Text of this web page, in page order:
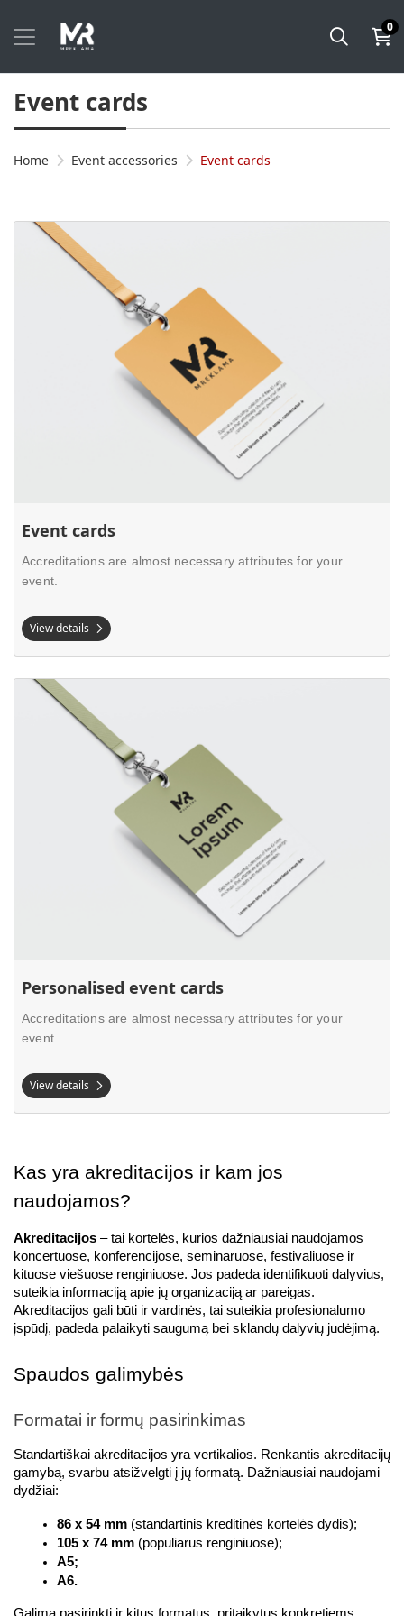
0
Event cards
Home Event accessories Event cards
Event cards
Accreditations are almost necessary attributes for your
event.
View details
View details Event cards
Personalised event cards
Accreditations are almost necessary attributes for your
event.
View details
View details Personalised event cards
Kas yra akreditacijos ir kam jos
naudojamos?
Akreditacijos – tai kortelės, kurios dažniausiai naudojamos
koncertuose, konferencijose, seminaruose, festivaliuose ir
kituose viešuose renginiuose. Jos padeda identifikuoti dalyvius,
suteikia informaciją apie jų organizaciją ar pareigas.
Akreditacijos gali būti ir vardinės, tai suteikia profesionalumo
įspūdį, padeda palaikyti saugumą bei sklandų dalyvių judėjimą.
Spaudos galimybės
Formatai ir formų pasirinkimas
Standartiškai akreditacijos yra vertikalios. Renkantis akreditacijų
gamybą, svarbu atsižvelgti į jų formatą. Dažniausiai naudojami
dydžiai:
86 x 54 mm (standartinis kreditinės kortelės dydis);
105 x 74 mm (populiarus renginiuose);
A5;
A6.